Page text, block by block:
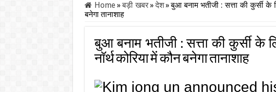
Home»बड़ी खबर»देश»बुआ बनाम भतीजी : सत्ता की कुर्सी के
बनेगा तानाशाह
बुआ बनाम भतीजी : सत्ता की कुर्सी के
नॉर्थ कोरिया में कौन बनेगा तानाशाह